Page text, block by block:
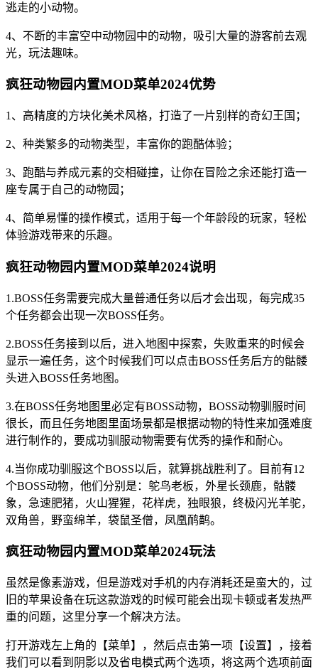
逃走的小动物。
4、不断的丰富空中动物园中的动物，吸引大量的游客前去观
光，玩法趣味。
疯狂动物园内置MOD菜单2024优势
1、高精度的方块化美术风格，打造了一片别样的奇幻王国；
2、种类繁多的动物类型，丰富你的跑酷体验；
3、跑酷与养成元素的交相碰撞，让你在冒险之余还能打造一
座专属于自己的动物园；
4、简单易懂的操作模式，适用于每一个年龄段的玩家，轻松
体验游戏带来的乐趣。
疯狂动物园内置MOD菜单2024说明
1.BOSS任务需要完成大量普通任务以后才会出现，每完成35
个任务都会出现一次BOSS任务。
2.BOSS任务接到以后，进入地图中探索，失败重来的时候会
显示一遍任务，这个时候我们可以点击BOSS任务后方的骷髅
头进入BOSS任务地图。
3.在BOSS任务地图里必定有BOSS动物，BOSS动物驯服时间
很长，而且任务地图里面场景都是根据动物的特性来加强难度
进行制作的，要成功驯服动物需要有优秀的操作和耐心。
4.当你成功驯服这个BOSS以后，就算挑战胜利了。目前有12
个BOSS动物，他们分别是：鸵鸟老板，外星长颈鹿，骷髅
象，急速肥猪，火山猩猩，花样虎，独眼狼，终极闪光羊驼，
双角兽，野蛮绵羊，袋鼠圣僧，凤凰鸸鹋。
疯狂动物园内置MOD菜单2024玩法
虽然是像素游戏，但是游戏对手机的内存消耗还是蛮大的，过
旧的苹果设备在玩这款游戏的时候可能会出现卡顿或者发热严
重的问题，这里分享一个解决方法。
打开游戏左上角的【菜单】，然后点击第一项【设置】，接着
我们可以看到阴影以及省电模式两个选项，将这两个选项前面